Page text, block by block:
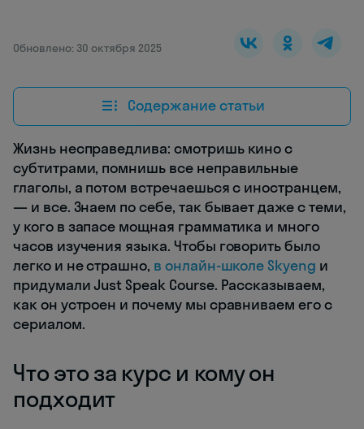
Обновлено: 30 октября 2025
Содержание статьи
Жизнь несправедлива: смотришь кино с
субтитрами, помнишь все неправильные
глаголы, а потом встречаешься с иностранцем,
— и все. Знаем по себе, так бывает даже с теми,
у кого в запасе мощная грамматика и много
часов изучения языка. Чтобы говорить было
легко и не страшно, в онлайн-школе Skyeng и
придумали Just Speak Course. Рассказываем,
как он устроен и почему мы сравниваем его с
сериалом.
Что это за курс и кому он
подходит